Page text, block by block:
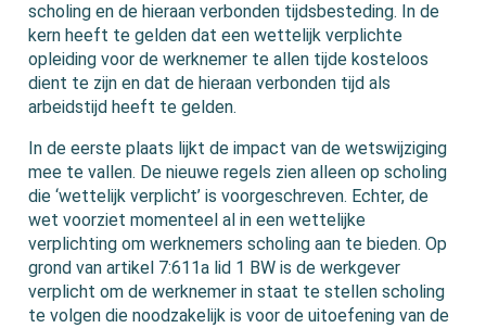
scholing en de hieraan verbonden tijdsbesteding. In de
kern heeft te gelden dat een wettelijk verplichte
opleiding voor de werknemer te allen tijde kosteloos
dient te zijn en dat de hieraan verbonden tijd als
arbeidstijd heeft te gelden.
In de eerste plaats lijkt de impact van de wetswijziging
mee te vallen. De nieuwe regels zien alleen op scholing
die ‘wettelijk verplicht’ is voorgeschreven. Echter, de
wet voorziet momenteel al in een wettelijke
verplichting om werknemers scholing aan te bieden. Op
grond van artikel 7:611a lid 1 BW is de werkgever
verplicht om de werknemer in staat te stellen scholing
te volgen die noodzakelijk is voor de uitoefening van de